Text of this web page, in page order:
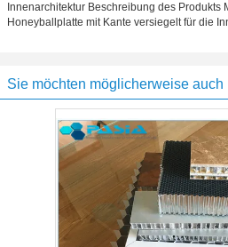
Innenarchitektur Beschreibung des Produkts
Honeyballplatte mit Kante versiegelt für die
Sie möchten möglicherweise auch